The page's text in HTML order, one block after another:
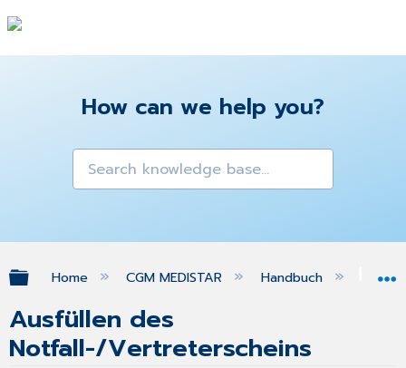
How can we help you?
Expand/collapse global hierarchy
Home CGM MEDISTAR Handbuch
Ausfüllen des
Notfall-/Vertreterscheins